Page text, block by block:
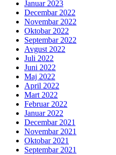
Januar 2023
Decembar 2022
Novembar 2022
Oktobar 2022
Septembar 2022
Avgust 2022
Juli 2022
Juni 2022
Maj 2022
April 2022
Mart 2022
Februar 2022
Januar 2022
Decembar 2021
Novembar 2021
Oktobar 2021
Septembar 2021